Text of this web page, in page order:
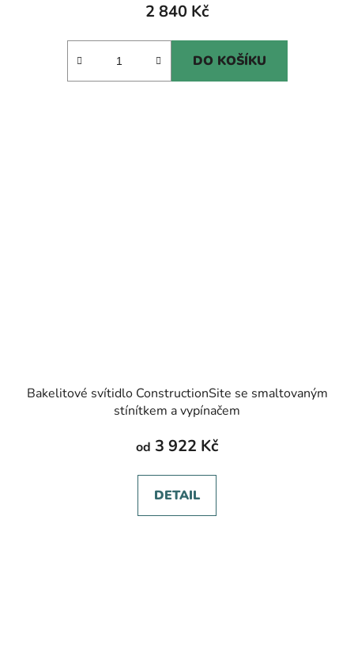
2 840 Kč
DO KOŠÍKU
Bakelitové svítidlo ConstructionSite se smaltovaným
stínítkem a vypínačem
od 3 922 Kč
DETAIL